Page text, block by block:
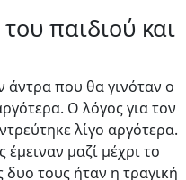
παιδιού και
άντρα που θα γινόταν ο
Ο λόγος για τον
λίγο αργότερα.
μαζί μέχρι το
δυο τους ήταν η τραγική